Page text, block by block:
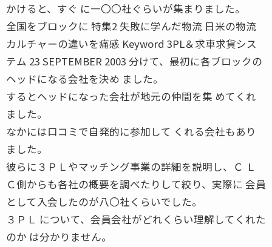
かけると、すぐ に一〇〇社ぐらいが集まりました。
全国をブロックに 特集2 失敗に学んだ物流 日米の物流
カルチャーの違いを痛感 Keyword 3PL＆求車求貨シス
テム 23 SEPTEMBER 2003 分けて、最初に各ブロックの
ヘッドになる会社を決め ました。
するとヘッドになった会社が地元の仲間を集 めてくれ
ました。
なかには口コミで自発的に参加して くれる会社もあり
ました。
彼らに３ＰＬやマッチング事業の詳細を説明し、Ｃ Ｌ
Ｃ側からも各社の概要を調べたりして絞り、実際に 会員
として入会したのが八〇社くらいでした。
３ＰＬ について、会員会社がどれくらい理解してくれた
のか は分かりません。